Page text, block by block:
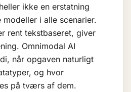
ikke en erstatning
i alle scenarier.
rent tekstbaseret, giver
Omnimodal AI
når opgaven naturligt
og hvor
på tværs af dem.